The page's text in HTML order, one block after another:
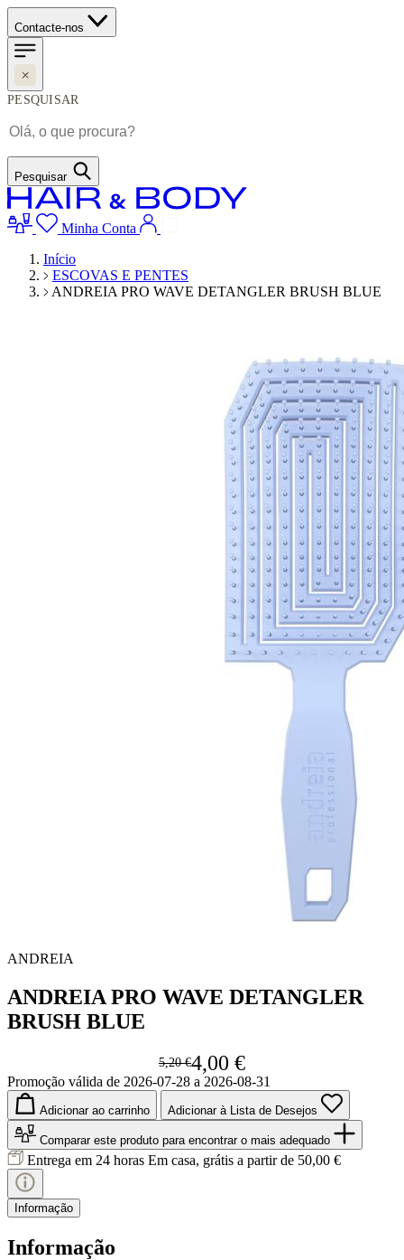
Contacte-nos
PESQUISAR
Pesquisar
Minha Conta
Início
ESCOVAS E PENTES
ANDREIA PRO WAVE DETANGLER BRUSH BLUE
ANDREIA
ANDREIA PRO WAVE DETANGLER
BRUSH BLUE
5,20 €4,00 €
Promoção válida de 2026-07-28 a 2026-08-31
Adicionar ao carrinho Adicionar à Lista de Desejos
Comparar este produto para encontrar o mais adequado
Entrega em 24 horas Em casa, grátis a partir de 50,00 €
Informação
Informação